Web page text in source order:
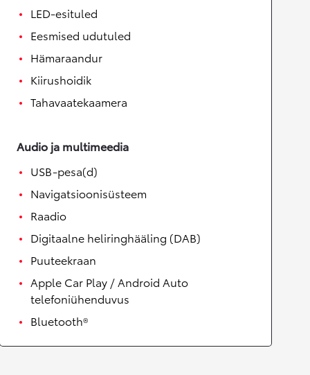
LED-esituled
Eesmised udutuled
Hämaraandur
Kiirushoidik
Tahavaatekaamera
Audio ja multimeedia
USB-pesa(d)
Navigatsioonisüsteem
Raadio
Digitaalne heliringhääling (DAB)
Puuteekraan
Apple Car Play / Android Auto
telefoniühenduvus
Bluetooth®